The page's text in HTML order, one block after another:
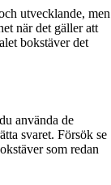
utvecklande, men
när det gäller att
bokstäver det
använda de
svaret. Försök se
som redan